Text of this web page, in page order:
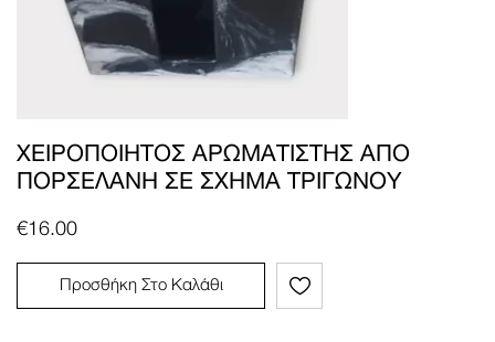
ΧΕΙΡΟΠΟΊΗΤΟΣ ΑΡΩΜΑΤΙΣΤΉΣ ΑΠΌ
ΠΟΡΣΕΛΆΝΗ ΣΕ ΣΧΉΜΑ ΤΡΙΓΏΝΟΥ
€16.00
Προσθήκη Στο Καλάθι